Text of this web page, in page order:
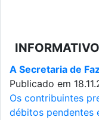
A Secretaria de
Publicado em
Os contribuintes
débitos pendentes